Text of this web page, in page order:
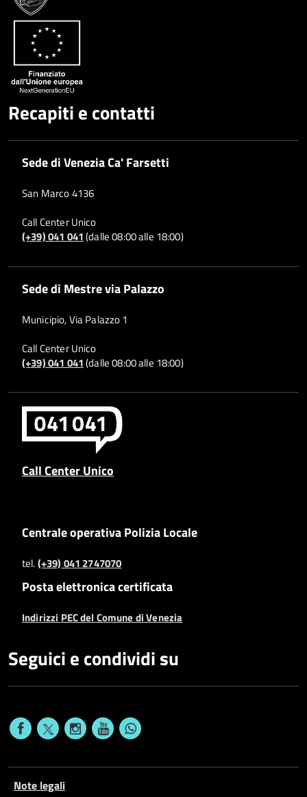
Recapiti e contatti
Sede di Venezia Ca' Farsetti
San Marco 4136
Call Center Unico
(+39) 041 041(dalle 08:00 alle 18:00)
Sede di Mestre via Palazzo
Municipio, Via Palazzo 1
Call Center Unico
(+39) 041 041(dalle 08:00 alle 18:00)
Call Center Unico
Centrale operativa Polizia Locale
tel.(+39) 041 2747070
Posta elettronica certificata
Indirizzi PEC del Comune di Venezia
Seguici e condividi su
Note legali